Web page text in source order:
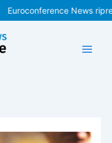
News